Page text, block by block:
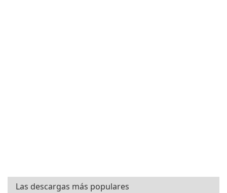
Las descargas más populares